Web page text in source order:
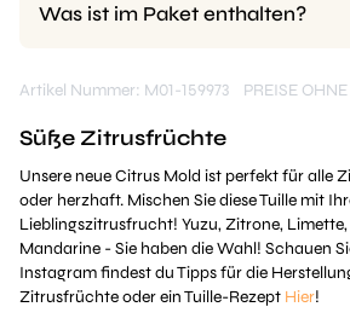
Was ist im Paket enthalten?
Artikel Nummer: M01-159973 PREISE
Süße Zitrusfrüchte
Unsere neue Citrus Mold ist perfekt für alle
oder herzhaft. Mischen Sie diese Tuille mit
Lieblingszitrusfrucht! Yuzu, Zitrone,
Mandarine - Sie haben die Wahl! Schauen
Instagram findest du Tipps für die
Zitrusfrüchte oder ein Tuille-Rezept Hier!